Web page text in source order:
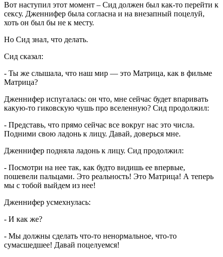
Вот наступил этот момент – Сид должен был как-то перейти к
сексу. Дженнифер была согласна и на внезапный поцелуй,
хоть он был бы не к месту.
Но Сид знал, что делать.
Сид сказал:
- Ты же слышала, что наш мир — это Матрица, как в фильме
Матрица?
Дженнифер испугалась: он что, мне сейчас будет впаривать
какую-то гиковскую чушь про вселенную? Сид продолжил:
- Представь, что прямо сейчас все вокруг нас это числа.
Подними свою ладонь к лицу. Давай, доверься мне.
Дженнифер подняла ладонь к лицу. Сид продолжил:
- Посмотри на нее так, как будто видишь ее впервые,
пошевели пальцами. Это реальность! Это Матрица! А теперь
мы с тобой выйдем из нее!
Дженнифер усмехнулась:
- И как же?
- Мы должны сделать что-то ненормальное, что-то
сумасшедшее! Давай поцелуемся!